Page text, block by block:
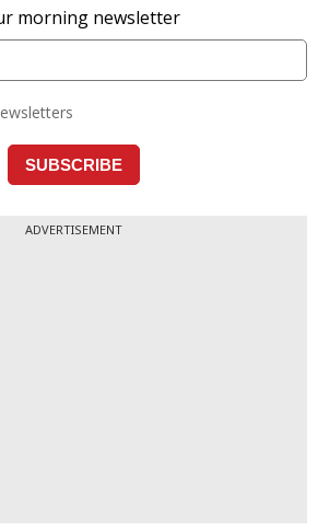
ADVERTISEMENT